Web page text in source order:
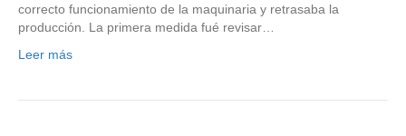
correcto funcionamiento de la maquinaria y retrasaba la
producción. La primera medida fué revisar…
Leer más